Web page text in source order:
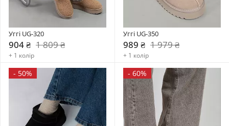
Уггі UG-320
904 ₴ 1 809 ₴
+ 1 колір
Уггі UG-350
989 ₴ 1 979 ₴
+ 1 колір
- 50% - 60%